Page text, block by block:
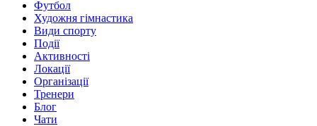
Футбол
Художня гімнастика
Види спорту
Події
Активності
Локації
Організації
Тренери
Блог
Чати